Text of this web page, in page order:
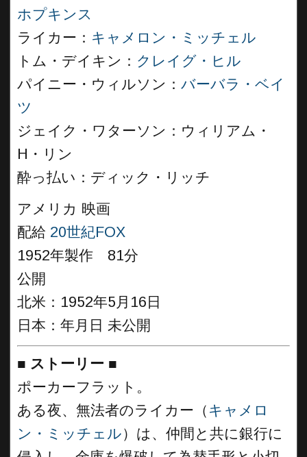
ホプキンス
ライカー： キャメロン・ミッチェル
トム・デイキン： クレイグ・ヒル
パイニー・ウィルソン： バーバラ・ベイ
ツ
ジェイク・ワターソン：ウィリアム・
H・リン
酔っ払い：ディック・リッチ
アメリカ 映画
配給 20世紀FOX
1952年製作 81分
公開
北米：1952年5月16日
日本：年月日 未公開
■ ストーリー ■
ポーカーフラット。
ある夜、無法者のライカー（ キャメロ
ン・ミッチェル）は、仲間と共に銀行に